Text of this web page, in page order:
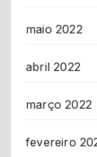
maio 2022
abril 2022
março 2022
fevereiro